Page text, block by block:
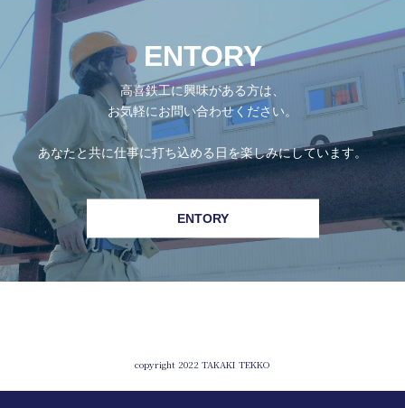
ENTORY
高喜鉄工に興味がある方は、
お気軽にお問い合わせください。
あなたと共に仕事に打ち込める日を楽しみにしています。
ENTORY
copyright 2022 TAKAKI TEKKO